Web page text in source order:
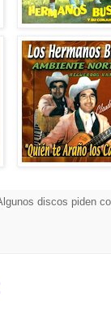
discos piden